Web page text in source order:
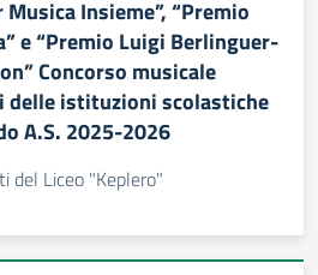
Insieme”, “Premio
e “Premio Luigi Berlinguer-
Concorso musicale
istituzioni scolastiche
A.S. 2025-2026
del Liceo "Keplero"